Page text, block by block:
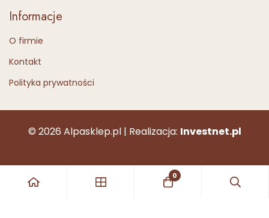
Informacje
O firmie
Kontakt
Polityka prywatności
© 2026 Alpasklep.pl | Realizacja: Investnet.pl
0